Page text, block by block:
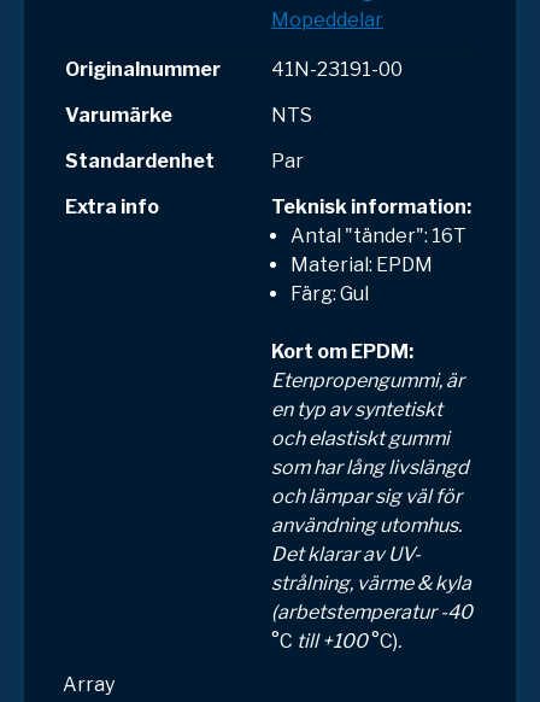
Mopeddelar
Originalnummer
41N-23191-00
Varumärke
NTS
Standardenhet
Par
Extra info
Teknisk information:
Antal "tänder": 16T
Material: EPDM
Färg: Gul
Kort om EPDM:
Etenpropengummi, är
en typ av syntetiskt
och elastiskt gummi
som har lång livslängd
och lämpar sig väl för
användning utomhus.
Det klarar av UV-
strålning, värme & kyla
(arbetstemperatur -40
°C till +100°C).
Array